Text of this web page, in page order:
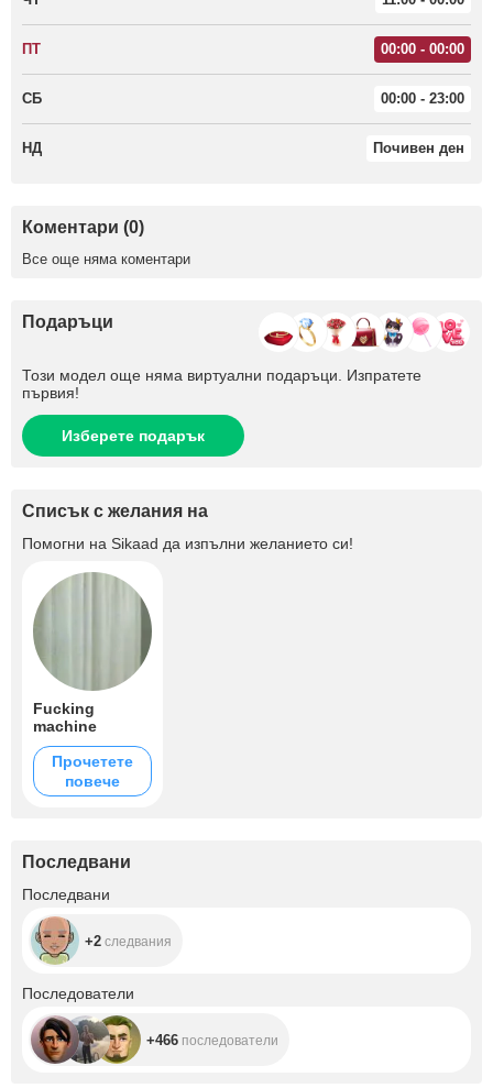
ПТ 00:00 - 00:00
СБ 00:00 - 23:00
НД Почивен ден
Коментари (0)
Все още няма коментари
Подаръци
Този модел още няма виртуални подаръци. Изпратете
първия!
Изберете подарък
Списък с желания на
Помогни на Sikaad да изпълни желанието си!
Fucking
machine
Прочетете
повече
Последвани
Последвани
+2 следвания
Последователи
+466 последователи